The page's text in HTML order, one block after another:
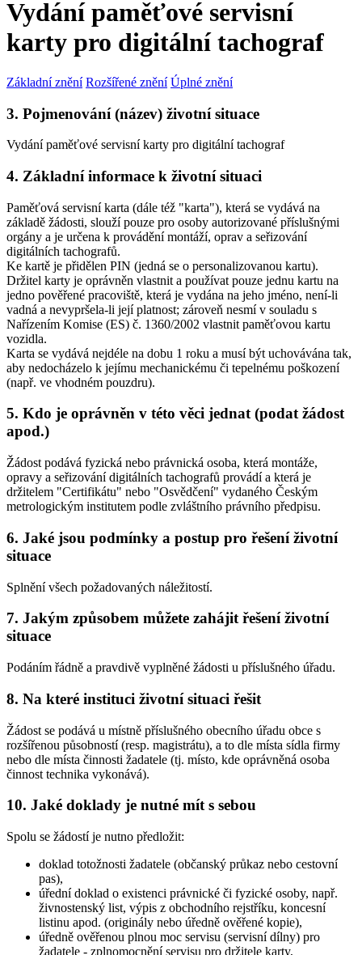
Vydání paměťové servisní
karty pro digitální tachograf
Základní znění Rozšířené znění Úplné znění
3. Pojmenování (název) životní situace
Vydání paměťové servisní karty pro digitální tachograf
4. Základní informace k životní situaci
Paměťová servisní karta (dále též "karta"), která se vydává na
základě žádosti, slouží pouze pro osoby autorizované příslušnými
orgány a je určena k provádění montáží, oprav a seřizování
digitálních tachografů.
Ke kartě je přidělen PIN (jedná se o personalizovanou kartu).
Držitel karty je oprávněn vlastnit a používat pouze jednu kartu na
jedno pověřené pracoviště, která je vydána na jeho jméno, není-li
vadná a nevypršela-li její platnost; zároveň nesmí v souladu s
Nařízením Komise (ES) č. 1360/2002 vlastnit paměťovou kartu
vozidla.
Karta se vydává nejdéle na dobu 1 roku a musí být uchovávána tak,
aby nedocházelo k jejímu mechanickému či tepelnému poškození
(např. ve vhodném pouzdru).
5. Kdo je oprávněn v této věci jednat (podat žádost
apod.)
Žádost podává fyzická nebo právnická osoba, která montáže,
opravy a seřizování digitálních tachografů provádí a která je
držitelem "Certifikátu" nebo "Osvědčení" vydaného Českým
metrologickým institutem podle zvláštního právního předpisu.
6. Jaké jsou podmínky a postup pro řešení životní
situace
Splnění všech požadovaných náležitostí.
7. Jakým způsobem můžete zahájit řešení životní
situace
Podáním řádně a pravdivě vyplněné žádosti u příslušného úřadu.
8. Na které instituci životní situaci řešit
Žádost se podává u místně příslušného obecního úřadu obce s
rozšířenou působností (resp. magistrátu), a to dle místa sídla firmy
nebo dle místa činnosti žadatele (tj. místo, kde oprávněná osoba
činnost technika vykonává).
10. Jaké doklady je nutné mít s sebou
Spolu se žádostí je nutno předložit:
doklad totožnosti žadatele (občanský průkaz nebo cestovní
pas),
úřední doklad o existenci právnické či fyzické osoby, např.
živnostenský list, výpis z obchodního rejstříku, koncesní
listinu apod. (originály nebo úředně ověřené kopie),
úředně ověřenou plnou moc servisu (servisní dílny) pro
žadatele - zplnomocnění servisu pro držitele karty,